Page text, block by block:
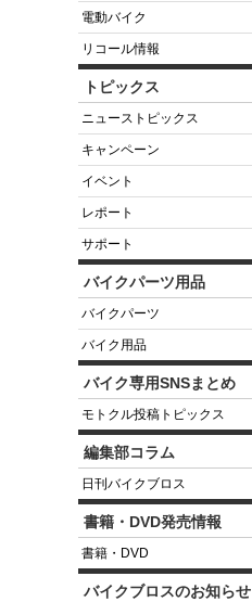
電動バイク
リコール情報
トピックス
ニューストピックス
キャンペーン
イベント
レポート
サポート
バイクパーツ用品
バイクパーツ
バイク用品
バイク専用SNSまとめ
モトクル投稿トピックス
編集部コラム
日刊バイクブロス
書籍・DVD発売情報
書籍・DVD
バイクブロスのお知らせ